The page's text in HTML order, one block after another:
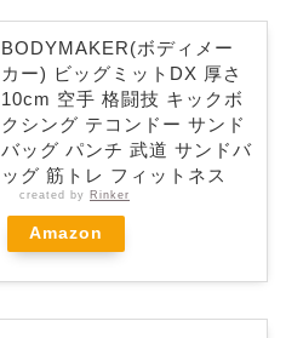
BODYMAKER(ボディメー
カー) ビッグミットDX 厚さ
10cm 空手 格闘技 キックボ
クシング テコンドー サンド
バッグ パンチ 武道 サンドバ
ッグ 筋トレ フィットネス
created by Rinker
Amazon